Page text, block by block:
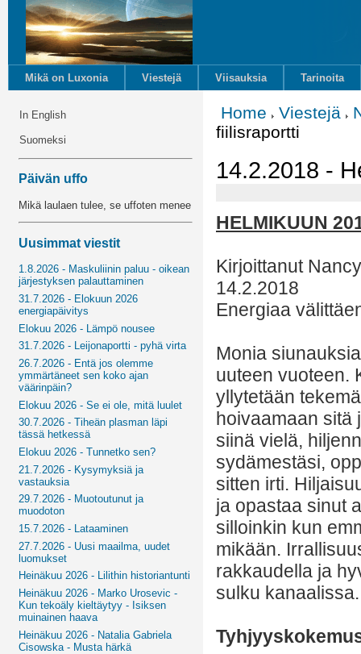
Mikä on Luxonia Viestejä Viisauksia Tarinoita
In English
Suomeksi
Päivän uffo
Mikä laulaen tulee, se uffoten menee
Uusimmat viestit
1.8.2026 - Maskuliinin paluu - oikean
järjestyksen palauttaminen
31.7.2026 - Elokuun 2026
energiapäivitys
Elokuu 2026 - Lämpö nousee
31.7.2026 - Leijonaportti - pyhä virta
26.7.2026 - Entä jos olemme
ymmärtäneet sen koko ajan
väärinpäin?
Elokuu 2026 - Se ei ole, mitä luulet
30.7.2026 - Tiheän plasman läpi
tässä hetkessä
Elokuu 2026 - Tunnetko sen?
21.7.2026 - Kysymyksiä ja
vastauksia
29.7.2026 - Muotoutunut ja
muodoton
15.7.2026 - Lataaminen
27.7.2026 - Uusi maailma, uudet
luomukset
Heinäkuu 2026 - Lilithin historiantunti
Heinäkuu 2026 - Marko Urosevic -
Kun tekoäly kieltäytyy - Isiksen
muinainen haava
Heinäkuu 2026 - Natalia Gabriela
Cisowska - Musta härkä
Home Viestejä
fiilisraportti
14.2.2018 -
HELMIKUUN
Kirjoittanut
14.2.2018
Energiaa
Monia
uuteen vuoteen.
yllytetään
hoivaamaan sitä
siinä vielä,
sydämestäsi,
sitten irti.
ja opastaa sinut
silloinkin kun
mikään.
rakkaudella ja
sulku kanaalissa.